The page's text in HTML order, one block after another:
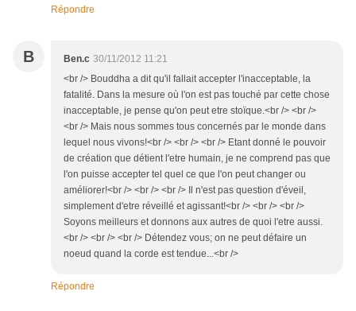
Répondre
B Ben.c 30/11/2012 11:21
<br /> Bouddha a dit qu'il fallait accepter l'inacceptable, la
fatalité. Dans la mesure où l'on est pas touché par cette chose
inacceptable, je pense qu'on peut etre stoïque.<br /> <br />
<br /> Mais nous sommes tous concernés par le monde dans
lequel nous vivons!<br /> <br /> <br /> Etant donné le pouvoir
de création que détient l'etre humain, je ne comprend pas que
l'on puisse accepter tel quel ce que l'on peut changer ou
améliorer!<br /> <br /> <br /> Il n'est pas question d'éveil,
simplement d'etre réveillé et agissant!<br /> <br /> <br />
Soyons meilleurs et donnons aux autres de quoi l'etre aussi.
<br /> <br /> <br /> Détendez vous; on ne peut défaire un
noeud quand la corde est tendue...<br />
Répondre